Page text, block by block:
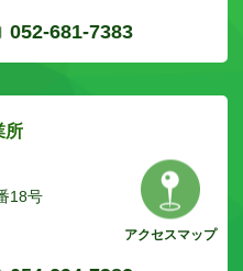
052-681-7383
所
18号
アクセスマップ